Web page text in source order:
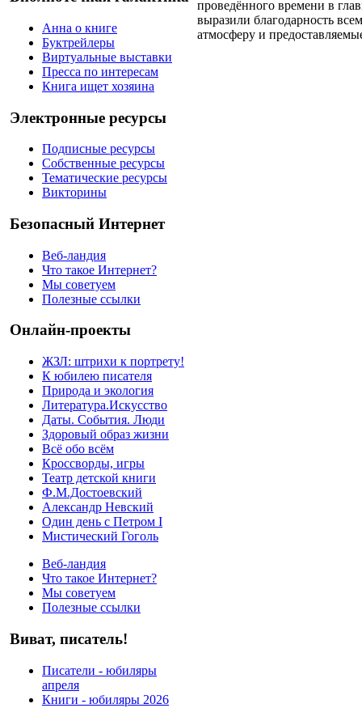
Анна о книге
Буктрейлеры
Виртуальные выставки
Пресса по интересам
Книга ищет хозяина
Электронные ресурсы
Подписные ресурсы
Собственные ресурсы
Тематические ресурсы
Викторины
Безопасный Интернет
Веб-ландия
Что такое Интернет?
Мы советуем
Полезные ссылки
Онлайн-проекты
ЖЗЛ: штрихи к портрету!
К юбилею писателя
Природа и экология
Литература.Искусство
Даты. События. Люди
Здоровый образ жизни
Всё обо всём
Кроссворды, игры
Театр детской книги
Ф.М.Достоевский
Александр Невский
Один день с Петром I
Мистический Гоголь
Веб-ландия
Что такое Интернет?
Мы советуем
Полезные ссылки
Виват, писатель!
Писатели - юбиляры
апреля
Книги - юбиляры 2026
проведённого времени в
выразили благодарность
атмосферу и